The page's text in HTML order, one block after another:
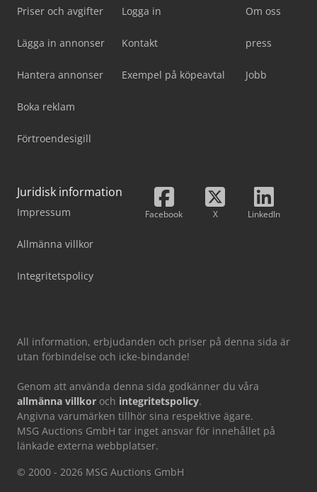
Priser och avgifter
Lägga in annonser
Hantera annonser
Boka reklam
Förtroendesigill
Logga in
Kontakt
Exempel på köpeavtal
Om oss
press
Jobb
Juridisk information
Impressum
Allmänna villkor
Integritetspolicy
Facebook X LinkedIn
All information, erbjudanden och priser på denna sida är
utan förbindelse och icke-bindande!
Genom att använda denna sida godkänner du våra
allmänna villkor och integritetspolicy.
Angivna varumärken tillhör sina respektive ägare.
MSG Auctions GmbH tar inget ansvar för innehållet på
länkade externa webbplatser.
© 2000 - 2026 MSG Auctions GmbH